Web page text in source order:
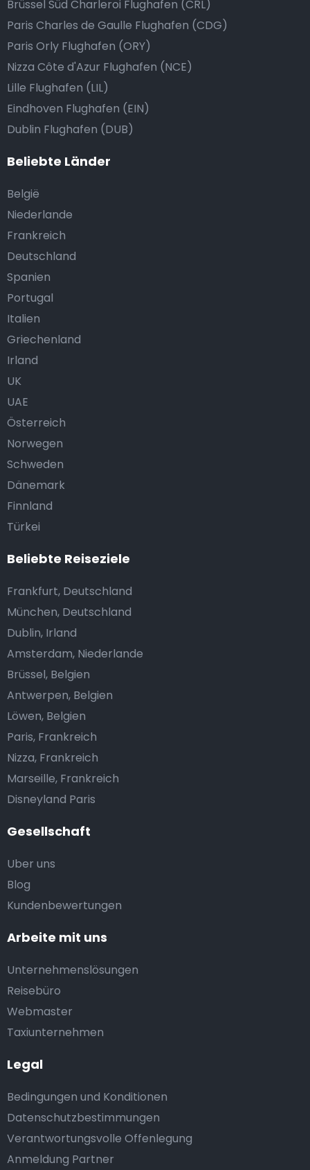
Gesellschaft
Uber uns
Blog
Kundenbewertungen
Arbeite mit uns
Unternehmenslösungen
Reisebüro
Webmaster
Taxiunternehmen
Legal
Bedingungen und Konditionen
Datenschutzbestimmungen
Verantwortungsvolle Offenlegung
Anmeldung Partner
Brüssel Süd Charleroi Flughafen (CRL)
Paris Charles de Gaulle Flughafen (CDG)
Paris Orly Flughafen (ORY)
Nizza Côte d'Azur Flughafen (NCE)
Lille Flughafen (LIL)
Eindhoven Flughafen (EIN)
Dublin Flughafen (DUB)
Beliebte Länder
België
Niederlande
Frankreich
Deutschland
Spanien
Portugal
Italien
Griechenland
Irland
UK
UAE
Österreich
Norwegen
Schweden
Dänemark
Finnland
Türkei
Beliebte Reiseziele
Frankfurt, Deutschland
München, Deutschland
Dublin, Irland
Amsterdam, Niederlande
Brüssel, Belgien
Antwerpen, Belgien
Löwen, Belgien
Paris, Frankreich
Nizza, Frankreich
Marseille, Frankreich
Disneyland Paris